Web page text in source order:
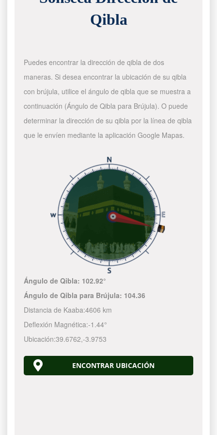
Qibla
Puedes encontrar la dirección de qibla de dos
maneras. Si desea encontrar la ubicación de su qibla
con brújula, utilice el ángulo de qibla que se muestra a
continuación (Ángulo de Qibla para Brújula). O puede
determinar la dirección de su qibla por la línea de qibla
que le envíen mediante la aplicación Google Mapas.
Ángulo de Qibla: 102.92°
Ángulo de Qibla para Brújula: 104.36
Distancia de Kaaba:4606 km
Deflexión Magnética:-1.44°
Ubicación:39.6762,-3.9753
ENCONTRAR UBICACIÓN